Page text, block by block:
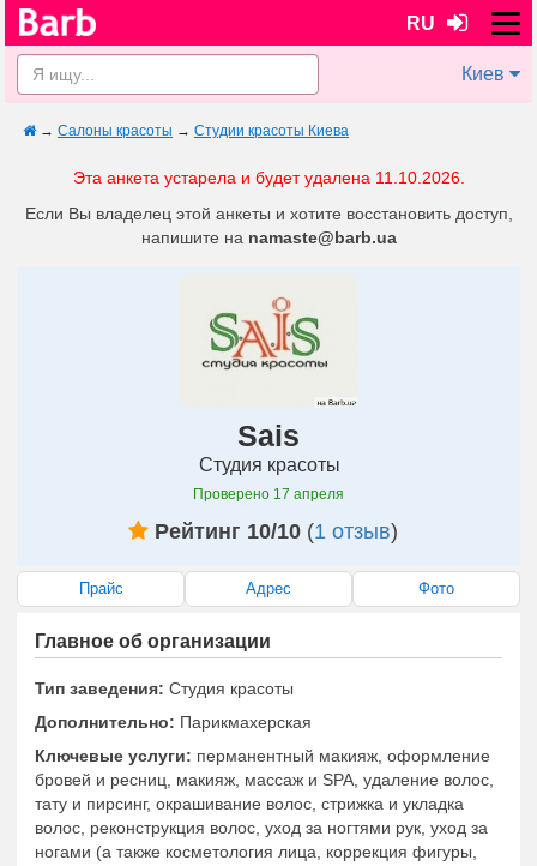
RU
Киев
→ Салоны красоты → Студии красоты Киева
Эта анкета устарела и будет удалена 11.10.2026.
Если Вы владелец этой анкеты и хотите восстановить доступ,
напишите на namaste@barb.ua
Sais
Студия красоты
Проверено 17 апреля
Рейтинг 10/10(1 отзыв)
Прайс Адрес Фото
Главное об организации
Тип заведения: Студия красоты
Дополнительно: Парикмахерская
Ключевые услуги: перманентный макияж, оформление
бровей и ресниц, макияж, массаж и SPA, удаление волос,
тату и пирсинг, окрашивание волос, стрижка и укладка
волос, реконструкция волос, уход за ногтями рук, уход за
ногами (а также косметология лица, коррекция фигуры,